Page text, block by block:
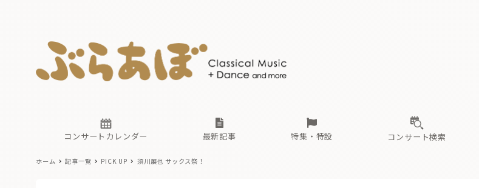
コンサートカレンダー 最新記事 特集・特設 コンサート検索
古楽とその先と
無料ライブ配信スケジュール
あ か さ
ホーム 記事一覧 PICK UP 須川展也 サックス祭！